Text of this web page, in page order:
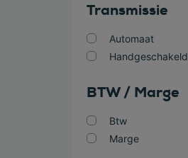
Transmissie
Automaat
Handgeschakeld
BTW / Marge
Btw
Marge